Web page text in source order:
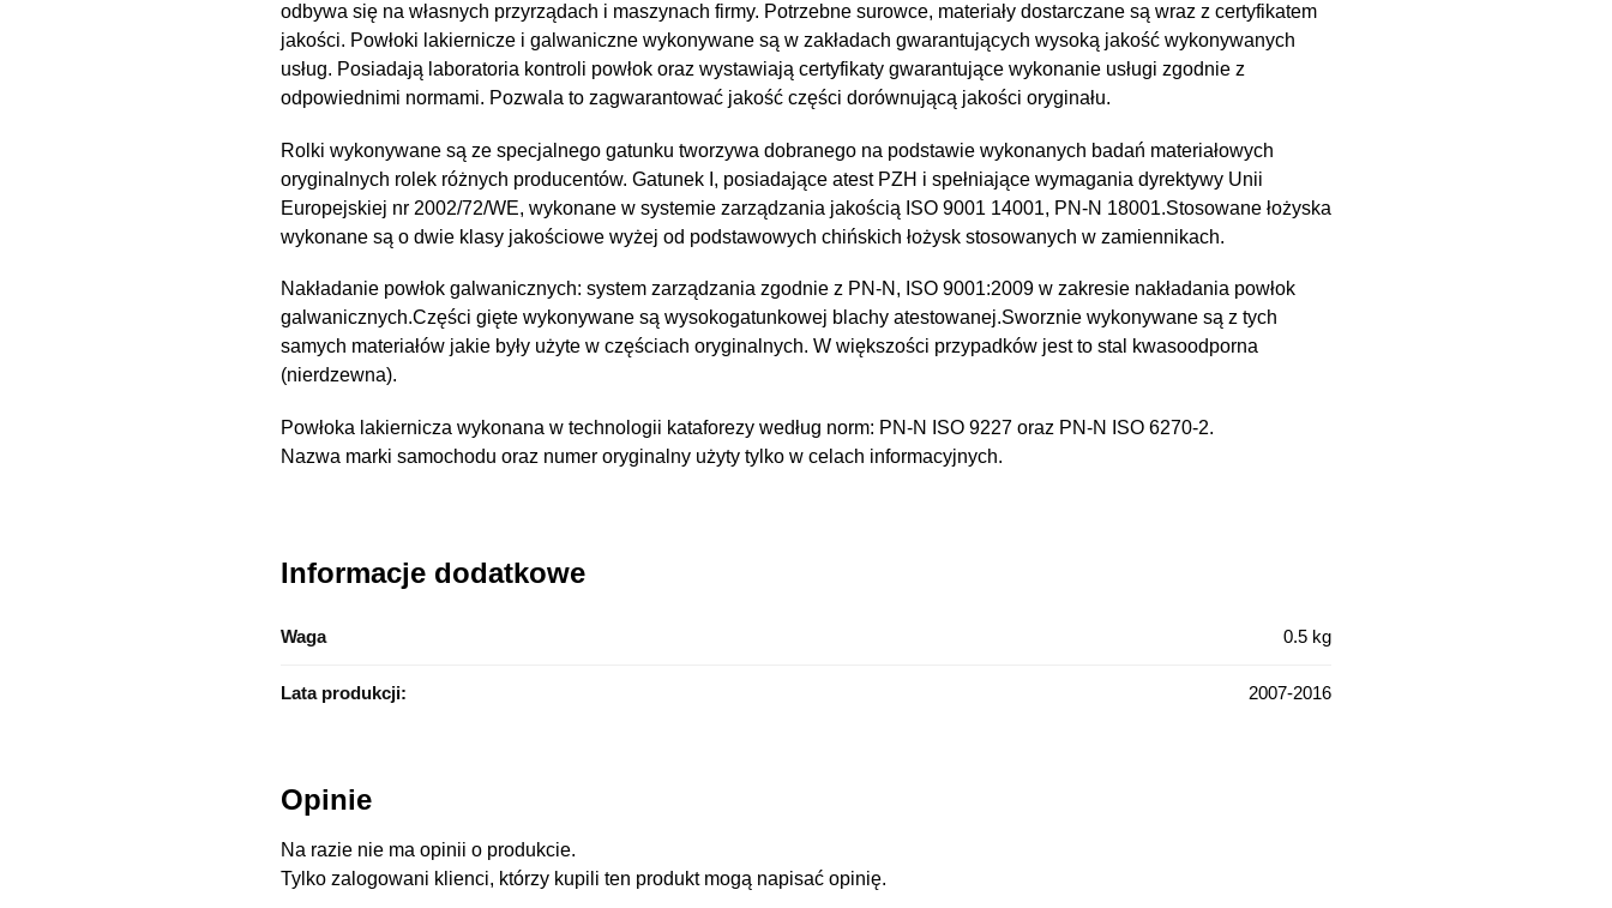
odbywa się na własnych przyrządach i maszynach firmy. Potrzebne surowce, materiały dostarczane są wraz z certyfikatem
jakości. Powłoki lakiernicze i galwaniczne wykonywane są w zakładach gwarantujących wysoką jakość wykonywanych
usług. Posiadają laboratoria kontroli powłok oraz wystawiają certyfikaty gwarantujące wykonanie usługi zgodnie z
odpowiednimi normami. Pozwala to zagwarantować jakość części dorównującą jakości oryginału.
Rolki wykonywane są ze specjalnego gatunku tworzywa dobranego na podstawie wykonanych badań materiałowych
oryginalnych rolek różnych producentów. Gatunek I, posiadające atest PZH i spełniające wymagania dyrektywy Unii
Europejskiej nr 2002/72/WE, wykonane w systemie zarządzania jakością ISO 9001 14001, PN-N 18001.Stosowane łożyska
wykonane są o dwie klasy jakościowe wyżej od podstawowych chińskich łożysk stosowanych w zamiennikach.
Nakładanie powłok galwanicznych: system zarządzania zgodnie z PN-N, ISO 9001:2009 w zakresie nakładania powłok
galwanicznych.Części gięte wykonywane są wysokogatunkowej blachy atestowanej.Sworznie wykonywane są z tych
samych materiałów jakie były użyte w częściach oryginalnych. W większości przypadków jest to stal kwasoodporna
(nierdzewna).
Powłoka lakiernicza wykonana w technologii kataforezy według norm: PN-N ISO 9227 oraz PN-N ISO 6270-2.
Nazwa marki samochodu oraz numer oryginalny użyty tylko w celach informacyjnych.
Informacje dodatkowe
Waga 0.5 kg
Lata produkcji: 2007-2016
Opinie
Na razie nie ma opinii o produkcie.
Tylko zalogowani klienci, którzy kupili ten produkt mogą napisać opinię.